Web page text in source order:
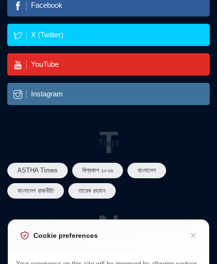
Facebook
X (Twitter)
YouTube
Instagram
Tags
T
ASTHA Times বিশ্বকাপ ২০২৬ বাংলাদেশ
বাংলাদেশ রাজনীতি তারেক রহমান
N
Cookie preferences